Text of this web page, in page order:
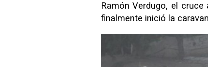
Ramón Verdugo, el
finalmente inició la